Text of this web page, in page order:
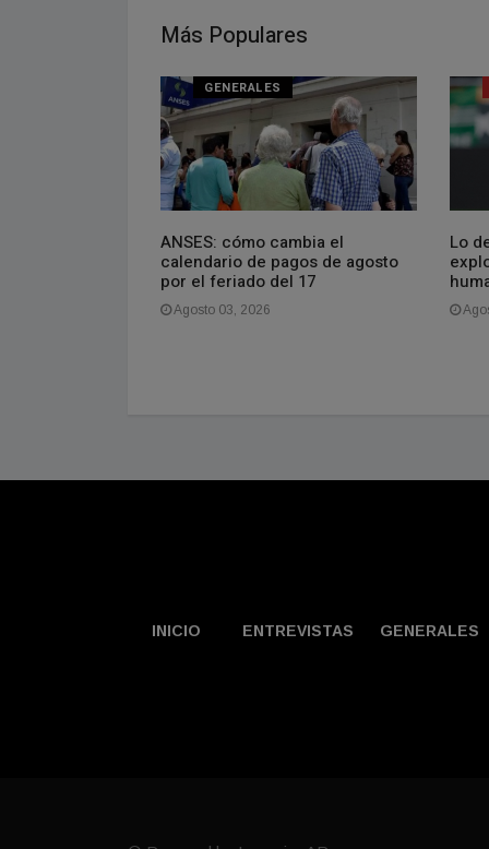
Más Populares
GENERALES
ANSES: cómo cambia el
calendario de pagos de agosto
por el feriado del 17
Agosto 03, 2026
Lo
INICIO ENTREVISTAS GENERALES